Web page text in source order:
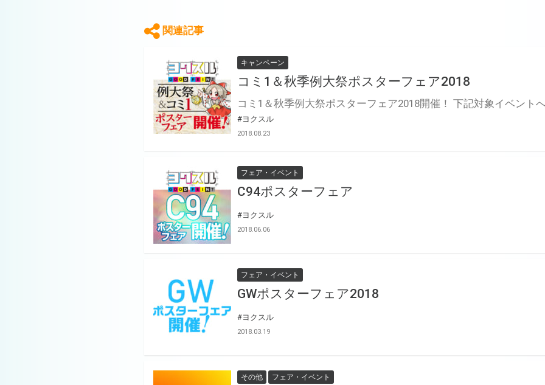
関連記事
キャンペーン
コミ1＆秋季例大祭ポスターフェア2018
#ヨクスル
2018.08.23
フェア・イベント
C94ポスターフェア
#ヨクスル
2018.06.06
フェア・イベント
GWポスターフェア2018
#ヨクスル
2018.03.19
その他 フェア・イベント